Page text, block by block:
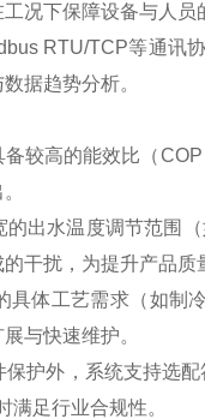
况下保障设备与人员
RTU/TCP等通讯
据趋势分析。
备较高的能效比（
的出水温度调节范
干扰，为提升产品质
具体工艺需求（如
与快速维护。
保护外，系统支持选
足行业合规性。